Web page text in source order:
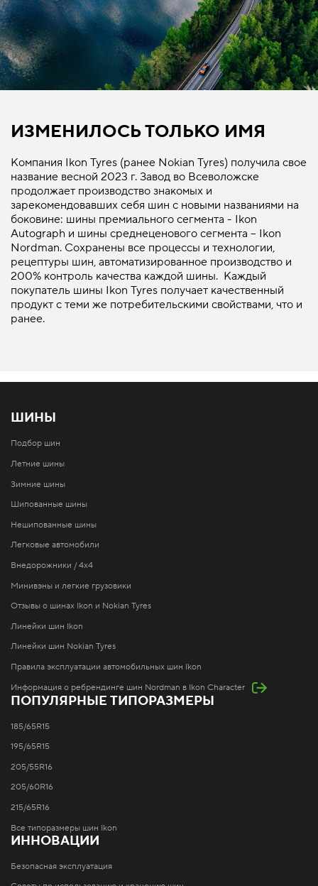
ИЗМЕНИЛОСЬ ТОЛЬКО ИМЯ
Компания Ikon Tyres (ранее Nokian Tyres) получила свое
название весной 2023 г. Завод во Всеволожске
продолжает производство знакомых и
зарекомендовавших себя шин с новыми названиями на
боковине: шины премиального сегмента - Ikon
Autograph и шины среднеценового сегмента – Ikon
Nordman. Сохранены все процессы и технологии,
рецептуры шин, автоматизированное производство и
200% контроль качества каждой шины. Каждый
покупатель шины Ikon Tyres получает качественный
продукт с теми же потребительскими свойствами, что и
ранее.
ШИНЫ
Подбор шин
Летние шины
Зимние шины
Шипованные шины
Нешипованные шины
Легковые автомобили
Внедорожники / 4x4
Минивэны и легкие грузовики
Отзывы о шинах Ikon и Nokian Tyres
Линейки шин Ikon
Линейки шин Nokian Tyres
Правила эксплуатации автомобильных шин Ikon
Информация о ребрендинге шин Nordman в Ikon Character
ПОПУЛЯРНЫЕ ТИПОРАЗМЕРЫ
185/65R15
195/65R15
205/55R16
205/60R16
215/65R16
Все типоразмеры шин Ikon
ИННОВАЦИИ
Безопасная эксплуатация